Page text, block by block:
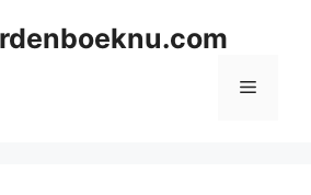
Menu